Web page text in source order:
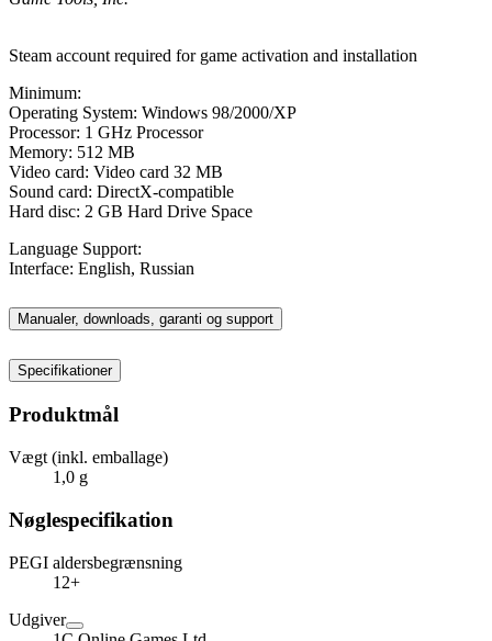
Steam account required for game activation and installation
Minimum:
Operating System: Windows 98/2000/XP
Processor: 1 GHz Processor
Memory: 512 MB
Video card: Video card 32 MB
Sound card: DirectX-compatible
Hard disc: 2 GB Hard Drive Space
Language Support:
Interface: English, Russian
Manualer, downloads, garanti og support
Specifikationer
Produktmål
Vægt (inkl. emballage)
1,0 g
Nøglespecifikation
PEGI aldersbegrænsning
12+
Udgiver